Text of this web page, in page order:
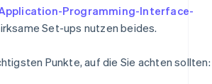
Programming-Interface-
Set-ups nutzen beides.
Punkte, auf die Sie achten sollten: